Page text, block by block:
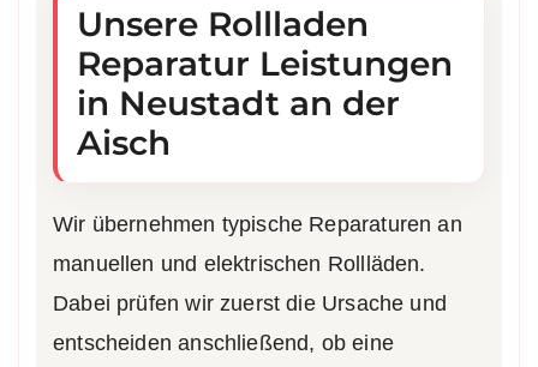
Unsere Rollladen
Reparatur Leistungen
in Neustadt an der
Aisch
Wir übernehmen typische Reparaturen an
manuellen und elektrischen Rollläden.
Dabei prüfen wir zuerst die Ursache und
entscheiden anschließend, ob eine